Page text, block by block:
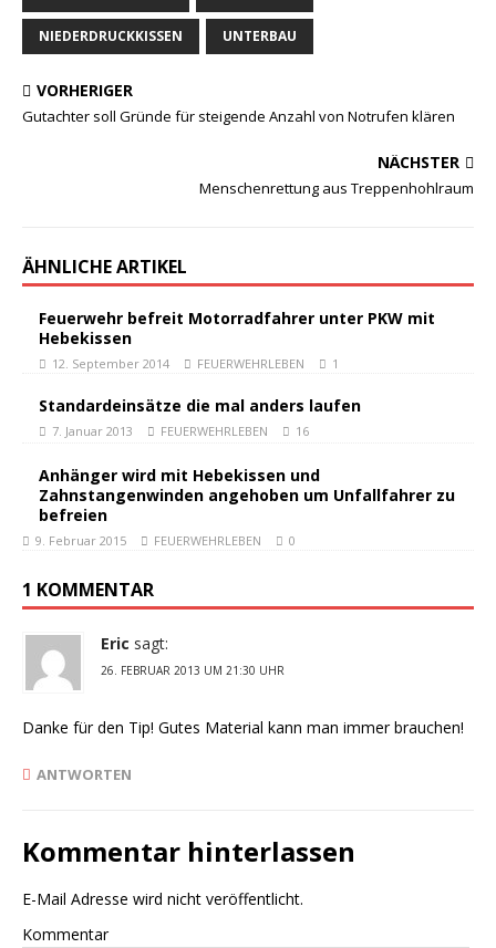
NIEDERDRUCKKISSEN UNTERBAU
VORHERIGER
Gutachter soll Gründe für steigende Anzahl von Notrufen klären
NÄCHSTER
Menschenrettung aus Treppenhohlraum
ÄHNLICHE ARTIKEL
Feuerwehr befreit Motorradfahrer unter PKW mit
Hebekissen
12. September 2014 FEUERWEHRLEBEN 1
Standardeinsätze die mal anders laufen
7. Januar 2013 FEUERWEHRLEBEN 16
Anhänger wird mit Hebekissen und
Zahnstangenwinden angehoben um Unfallfahrer zu
befreien
9. Februar 2015 FEUERWEHRLEBEN 0
1 KOMMENTAR
Eric sagt:
26. FEBRUAR 2013 UM 21:30 UHR
Danke für den Tip! Gutes Material kann man immer brauchen!
ANTWORTEN
Kommentar hinterlassen
E-Mail Adresse wird nicht veröffentlicht.
Kommentar